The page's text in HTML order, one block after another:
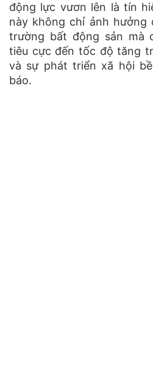
động lực vươn lên là tín
này không chỉ ảnh hưởng
trường bất động sản mà
tiêu cực đến tốc độ tăng
và sự phát triển xã hội
báo.